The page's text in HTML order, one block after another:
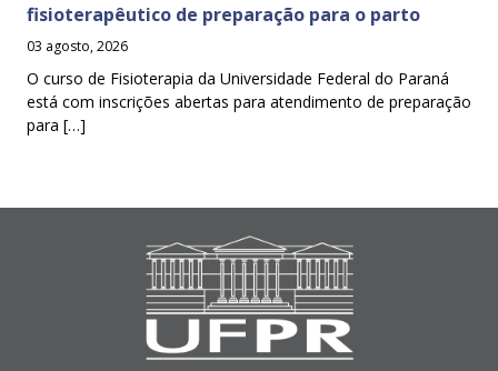
fisioterapêutico de preparação para o parto
03 agosto, 2026
O curso de Fisioterapia da Universidade Federal do Paraná
está com inscrições abertas para atendimento de preparação
para […]